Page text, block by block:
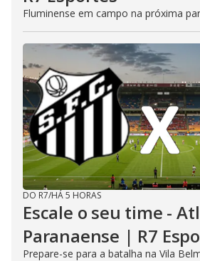
Fluminense em campo na próxima
DO R7/HÁ 5 HORAS
Escale o seu time -
Paranaense | R7
Prepare-se para a batalha na Vila